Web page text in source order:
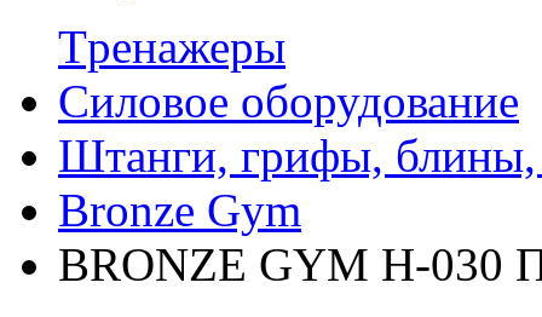
Tренажеры
Силовое оборудование
Штанги, грифы, блины,
Bronze Gym
BRONZE GYM H-030